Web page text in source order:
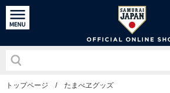
トップページ / たまべヱグッズ